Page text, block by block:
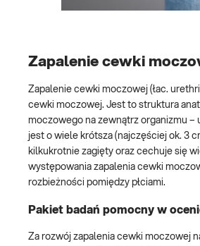
Zapalenie cewki
Zapalenie cewki moczowej (łac.
cewki moczowej. Jest to struktura
moczowego na zewnątrz organizmu –
jest o wiele krótsza (najczęściej ok. 3
kilkukrotnie zagięty oraz cechuje się
występowania zapalenia cewki
rozbieżności pomiędzy płciami.
Pakiet badań pomocny w
Za rozwój zapalenia cewki moczowej